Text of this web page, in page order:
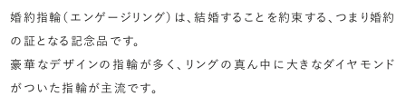
婚約指輪（エンゲージリング）は、結婚することを約束する、つまり婚約
の証となる記念品です。
豪華なデザインの指輪が多く、リングの真ん中に大きなダイヤモンド
がついた指輪が主流です。